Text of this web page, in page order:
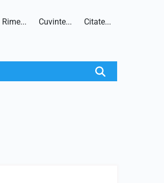
Rime... Cuvinte... Citate...